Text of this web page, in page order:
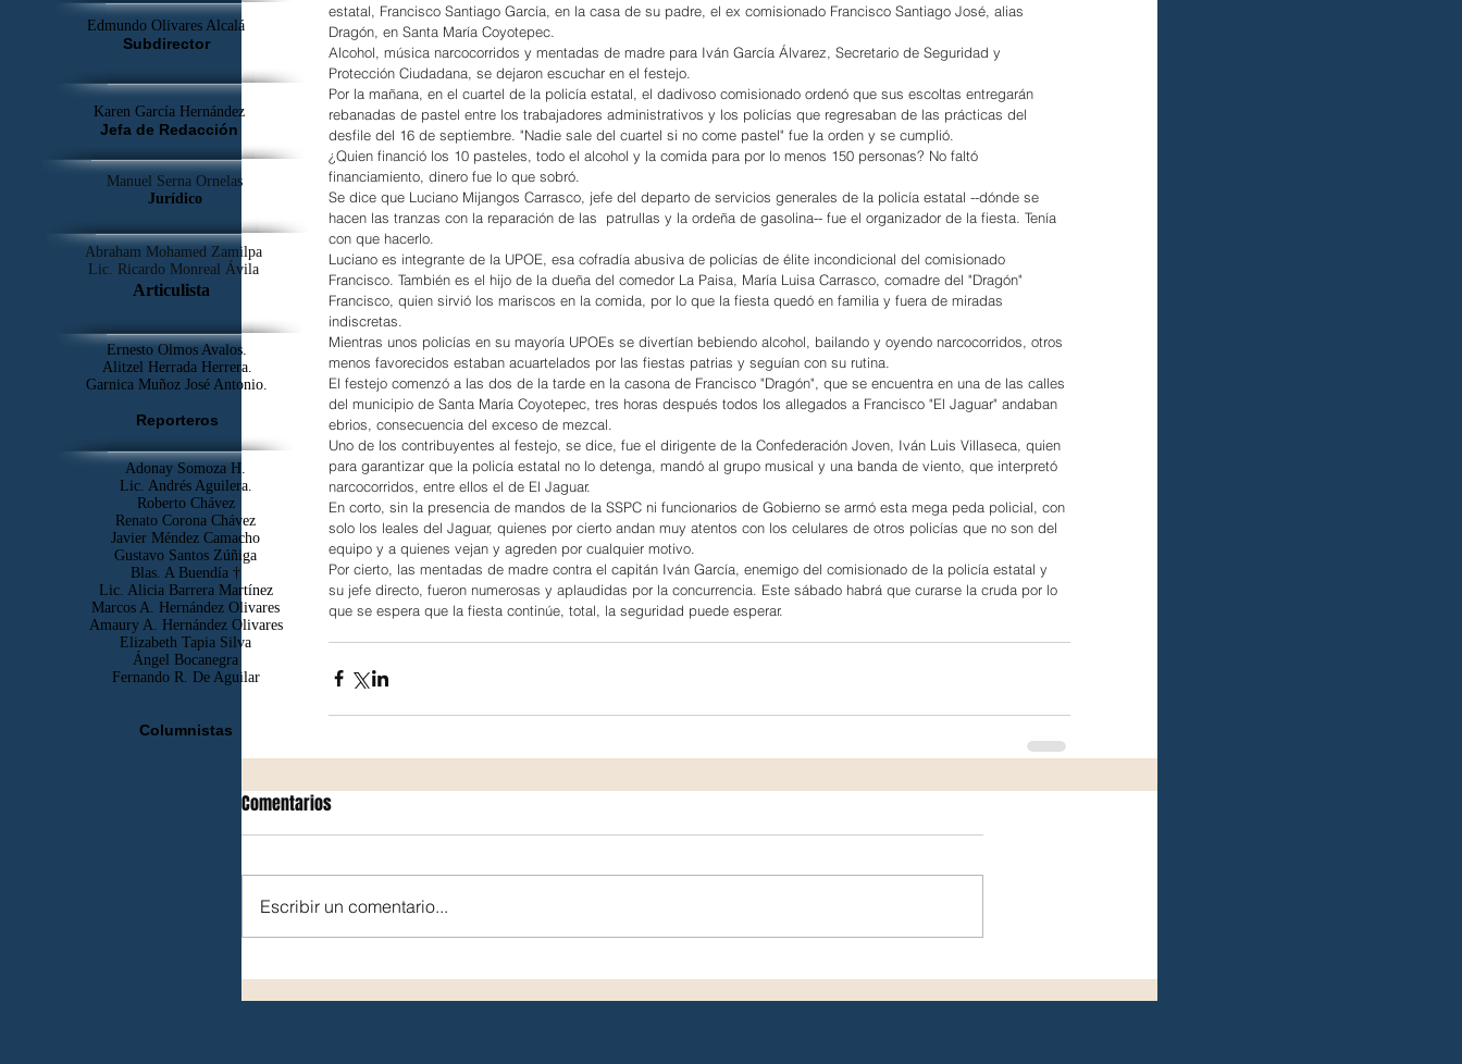
estatal, Francisco Santiago García, en la casa de su padre, el ex comisionado Francisco Santiago José, alias
Dragón, en Santa María Coyotepec.
Alcohol, música narcocorridos y mentadas de madre para Iván García Álvarez, Secretario de Seguridad y
Protección Ciudadana, se dejaron escuchar en el festejo.
Por la mañana, en el cuartel de la policía estatal, el dadivoso comisionado ordenó que sus escoltas entregarán
rebanadas de pastel entre los trabajadores administrativos y los policías que regresaban de las prácticas del
desfile del 16 de septiembre. "Nadie sale del cuartel si no come pastel" fue la orden y se cumplió.
¿Quien financió los 10 pasteles, todo el alcohol y la comida para por lo menos 150 personas? No faltó
financiamiento, dinero fue lo que sobró.
Se dice que Luciano Mijangos Carrasco, jefe del departo de servicios generales de la policía estatal --dónde se
hacen las tranzas con la reparación de las  patrullas y la ordeña de gasolina-- fue el organizador de la fiesta. Tenía
con que hacerlo.
Luciano es integrante de la UPOE, esa cofradía abusiva de policías de élite incondicional del comisionado
Francisco. También es el hijo de la dueña del comedor La Paisa, María Luisa Carrasco, comadre del "Dragón"
Francisco, quien sirvió los mariscos en la comida, por lo que la fiesta quedó en familia y fuera de miradas
indiscretas.
Mientras unos policías en su mayoría UPOEs se divertían bebiendo alcohol, bailando y oyendo narcocorridos, otros
menos favorecidos estaban acuartelados por las fiestas patrias y seguían con su rutina.
El festejo comenzó a las dos de la tarde en la casona de Francisco "Dragón", que se encuentra en una de las calles
del municipio de Santa María Coyotepec, tres horas después todos los allegados a Francisco "El Jaguar" andaban
ebrios, consecuencia del exceso de mezcal.
Uno de los contribuyentes al festejo, se dice, fue el dirigente de la Confederación Joven, Iván Luis Villaseca, quien
para garantizar que la policía estatal no lo detenga, mandó al grupo musical y una banda de viento, que interpretó
narcocorridos, entre ellos el de El Jaguar.
En corto, sin la presencia de mandos de la SSPC ni funcionarios de Gobierno se armó esta mega peda policial, con
solo los leales del Jaguar, quienes por cierto andan muy atentos con los celulares de otros policías que no son del
equipo y a quienes vejan y agreden por cualquier motivo.
Por cierto, las mentadas de madre contra el capitán Iván García, enemigo del comisionado de la policía estatal y
su jefe directo, fueron numerosas y aplaudidas por la concurrencia. Este sábado habrá que curarse la cruda por lo
que se espera que la fiesta continúe, total, la seguridad puede esperar.
Comentarios
Escribir un comentario...
Edmundo Olivares Alcalá
Subdirector
Karen García Hernández
Jefa de Redacción
Manuel Serna Ornelas
Jurídico
Abraham Mohamed Zamilpa
Lic. Ricardo Monreal Ávila
Articulista
Ernesto Olmos Avalos.
Alitzel Herrada Herrera.
Garnica Muñoz José Antonio.
Reporteros
Adonay Somoza H.
Lic. Andrés Aguilera.
Roberto Chávez
Renato Corona Chávez
Javier Méndez Camacho
Gustavo Santos Zúñiga
Blas. A Buendía †
​Lic. Alicia Barrera Martínez
Marcos A. Hernández Olivares
Amaury A. Hernández Olivares
Elizabeth Tapia Silva
Ángel Bocanegra
Fernando R. De Aguilar
Columnistas